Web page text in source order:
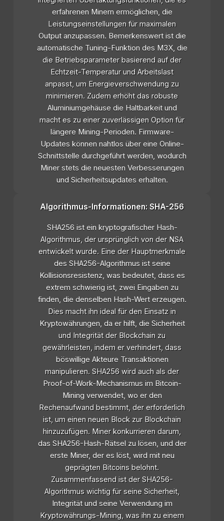
erfahrenen Minern ermöglichen, die
Leistungseinstellungen für maximalen
Output anzupassen. Bemerkenswert ist die
automatische Tuning-Funktion des M3X, die
die Betriebsparameter basierend auf der
Echtzeit-Temperatur und Arbeitslast
anpasst, um Energieverschwendung zu
minimieren. Zudem erhöht das robuste
Aluminiumgehäuse die Haltbarkeit und
macht es zu einer zuverlässigen Option für
längere Mining-Perioden. Firmware-
Updates können nahtlos über eine Online-
Schnittstelle durchgeführt werden, wodurch
Miner stets die neuesten Verbesserungen
und Sicherheitsupdates erhalten.
Algorithmus-Informationen: SHA-256
SHA256 ist ein kryptografischer Hash-
Algorithmus, der ursprünglich von der NSA
entwickelt wurde. Eine der Hauptmerkmale
des SHA256-Algorithmus ist seine
Kollisionsresistenz, was bedeutet, dass es
extrem schwierig ist, zwei Eingaben zu
finden, die denselben Hash-Wert erzeugen.
Dies macht ihn ideal für den Einsatz in
Kryptowährungen, da er hilft, die Sicherheit
und Integrität der Blockchain zu
gewährleisten, indem er verhindert, dass
böswillige Akteure Transaktionen
manipulieren. SHA256 wird auch als der
Proof-of-Work-Mechanismus im Bitcoin-
Mining verwendet, wo er den
Rechenaufwand bestimmt, der erforderlich
ist, um einen neuen Block zur Blockchain
hinzuzufügen. Miner konkurrieren darum,
das SHA256-Hash-Rätsel zu lösen, und der
erste Miner, der es löst, wird mit neu
geprägten Bitcoins belohnt.
Zusammenfassend ist der SHA256-
Algorithmus wichtig für seine Sicherheit,
Integrität und seine Verwendung im
Kryptowährungs-Mining, was ihn zu einem